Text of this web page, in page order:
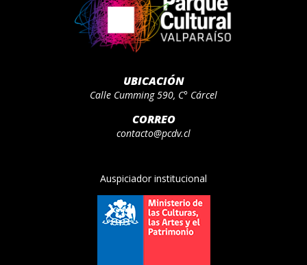
UBICACIÓN
Calle Cumming 590, C° Cárcel
CORREO
contacto@pcdv.cl
Auspiciador institucional